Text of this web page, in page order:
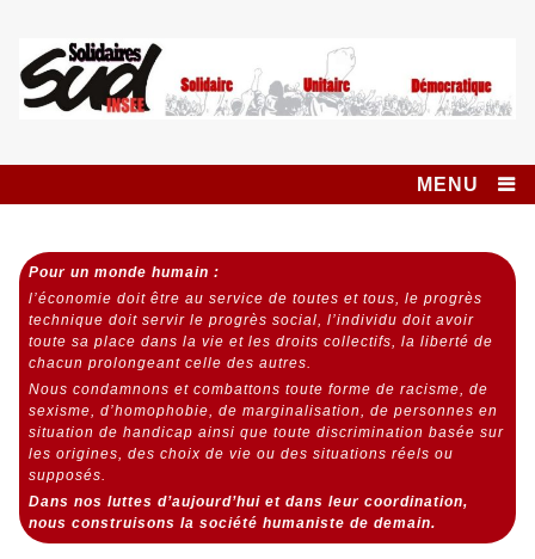
content
Syndicat SUD
INSEE SOLIDAIRES
MENU
Pour un monde humain :
l’économie doit être au service de toutes et tous,le progrès
technique doit servir le progrès social,l’individu doit avoir
toute sa place dans la vie et les droits collectifs, la liberté de
chacun prolongeant celle des autres.
Nous condamnons et combattons toute forme de racisme, de
sexisme, d’homophobie, de marginalisation, de personnes en
situation de handicap ainsi que toute discrimination basée sur
les origines, des choix de vie ou des situations réels ou
supposés.
Dans nos luttes d’aujourd’hui et dans leur coordination,
nous construisons la société humaniste de demain.